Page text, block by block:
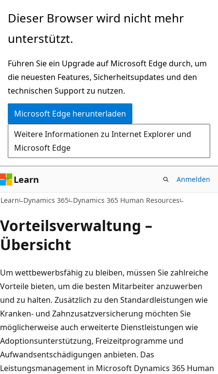
Zu
wechseln
Dieser Browser wird nicht mehr
unterstützt.
Führen Sie ein Upgrade auf Microsoft Edge durch, um
die neuesten Features, Sicherheitsupdates und den
technischen Support zu nutzen.
Microsoft Edge herunterladen
Weitere Informationen zu Internet Explorer und
Microsoft Edge
Learn Anmelden
Learn Dynamics 365 Dynamics 365 Human Resources
Vorteilsverwaltung –
Übersicht
Um wettbewerbsfähig zu bleiben, müssen Sie zahlreiche
Vorteile bieten, um die besten Mitarbeiter anzuwerben
und zu halten. Zusätzlich zu den Standardleistungen wie
Kranken‑ und Zahnzusatzversicherung möchten Sie
möglicherweise auch erweiterte Dienstleistungen wie
Adoptionsunterstützung, Freizeitprogramme und
Aufwandsentschädigungen anbieten. Das
Leistungsmanagement in Microsoft Dynamics 365 Human